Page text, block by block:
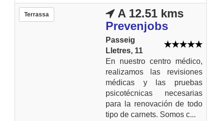
Terrassa
A 12.51 kms
Prevenjobs
Passeig
Lletres, 11
En nuestro centro médico,
realizamos las revisiones
médicas y las pruebas
psicotécnicas necesarias
para la renovación de todo
tipo de carnets. Somos c...